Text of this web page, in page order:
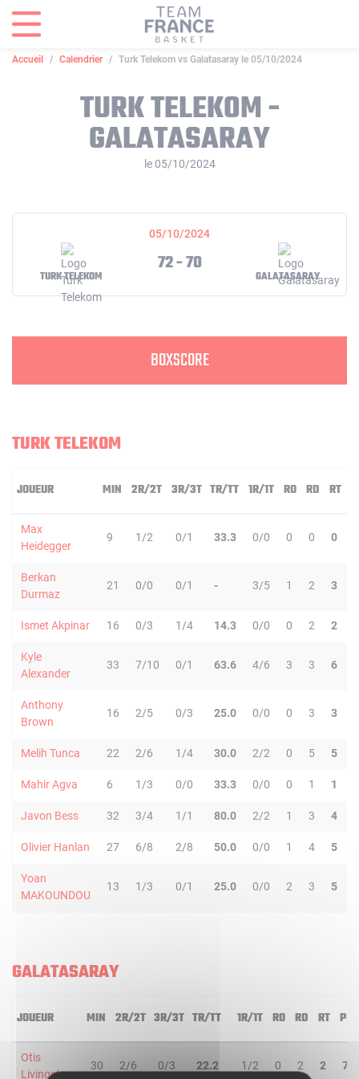
Accueil Calendrier Turk Telekom vs Galatasaray le 05/10/2024
TURK TELEKOM -
GALATASARAY
le 05/10/2024
05/10/2024
TURK TELEKOM
72 - 70
GALATASARAY
BOXSCORE
TURK TELEKOM
JOUEUR MIN 2R/2T 3R/3T TR/TT 1R/1T RO RD RT
Max
Heidegger
9 1/2 0/1 33.3 0/0 0 0 0
Berkan
Durmaz
21 0/0 0/1 - 3/5 1 2 3
Ismet Akpinar 16 0/3 1/4 14.3 0/0 0 2 2
Kyle
Alexander
33 7/10 0/1 63.6 4/6 3 3 6
Anthony
Brown
16 2/5 0/3 25.0 0/0 0 3 3
Melih Tunca 22 2/6 1/4 30.0 2/2 0 5 5
Mahir Agva 6 1/3 0/0 33.3 0/0 0 1 1
Javon Bess 32 3/4 1/1 80.0 2/2 1 3 4
Olivier Hanlan 27 6/8 2/8 50.0 0/0 1 4 5
Yoan
MAKOUNDOU
13 1/3 0/1 25.0 0/0 2 3 5
GALATASARAY
JOUEUR MIN 2R/2T 3R/3T TR/TT 1R/1T RO RD RT PD
Otis
Livingston
30 2/6 0/3 22.2 1/2 0 2 2 7
Panneau de gestion des cookies